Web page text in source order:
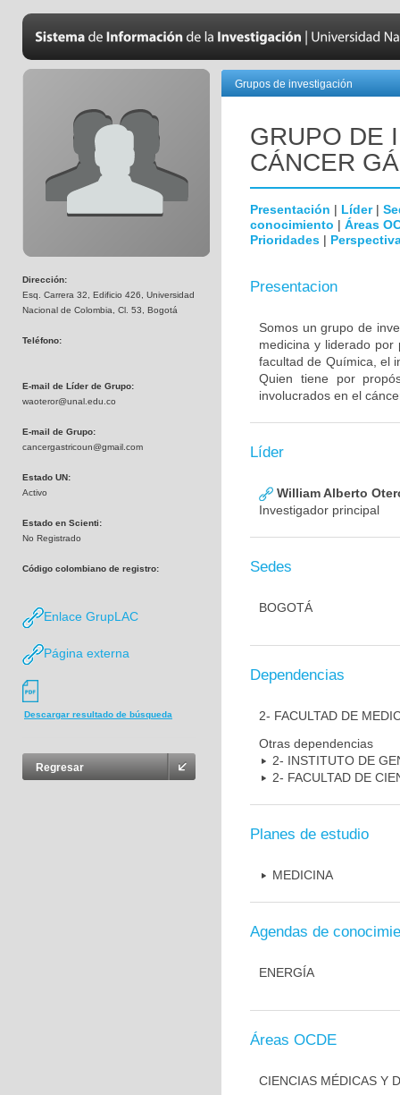
Dirección:
Esq. Carrera 32, Edificio 426, Universidad
Nacional de Colombia, Cl. 53, Bogotá
Teléfono:
E-mail de Líder de Grupo:
waoteror@unal.edu.co
E-mail de Grupo:
cancergastricoun@gmail.com
Estado UN:
Activo
Estado en Scienti:
No Registrado
Código colombiano de registro:
Enlace GrupLAC
Página externa
Descargar resultado de búsqueda
Regresar
Grupos de investigación
GRUPO DE
CÁNCER
Presentación | Líder|
conocimiento | Áreas
Prioridades |
Presentacion
Somos un grupo de
medicina y liderado por
facultad de Química, el
Quien tiene por
involucrados en el
Líder
William Alberto
Investigador principal
Sedes
BOGOTÁ
Dependencias
2- FACULTAD DE
Otras dependencias
2- INSTITUTO DE
2- FACULTAD DE
Planes de estudio
MEDICINA
Agendas de
ENERGÍA
Áreas OCDE
CIENCIAS MÉDICAS Y